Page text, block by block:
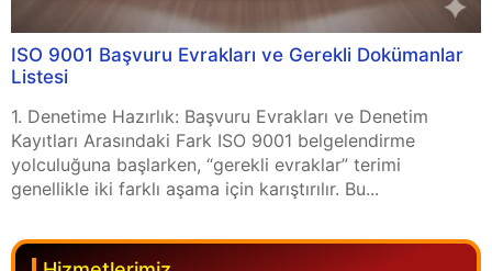
ISO 9001 Başvuru Evrakları ve Gerekli Dokümanlar
Listesi
1. Denetime Hazırlık: Başvuru Evrakları ve Denetim
Kayıtları Arasındaki Fark ISO 9001 belgelendirme
yolculuğuna başlarken, “gerekli evraklar” terimi
genellikle iki farklı aşama için karıştırılır. Bu...